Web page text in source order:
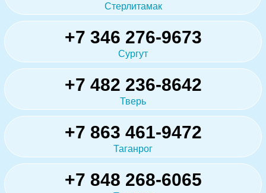
Стерлитамак
+7 346 276-9673
Сургут
+7 482 236-8642
Тверь
+7 863 461-9472
Таганрог
+7 848 268-6065